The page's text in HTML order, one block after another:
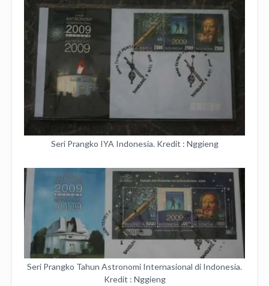
Seri Prangko IYA Indonesia. Kredit : Nggieng
Seri Prangko Tahun Astronomi Internasional di Indonesia.
Kredit : Nggieng